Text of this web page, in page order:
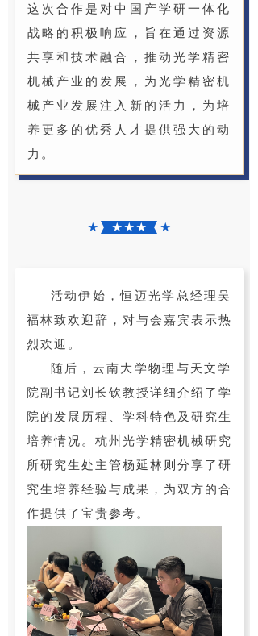
这次合作是对中国产学研一体化
战略的积极响应，旨在通过资源
共享和技术融合，推动光学精密
机械产业的发展，为光学精密机
械产业发展注入新的活力，为培
养更多的优秀人才提供强大的动
力。
★ ★ ★ ★ ★
活动伊始，恒迈光学总经理吴
福林致欢迎辞，对与会嘉宾表示热
烈欢迎。
随后，云南大学物理与天文学
院副书记刘长钦教授详细介绍了学
院的发展历程、学科特色及研究生
培养情况。杭州光学精密机械研究
所研究生处主管杨延林则分享了研
究生培养经验与成果，为双方的合
作提供了宝贵参考。